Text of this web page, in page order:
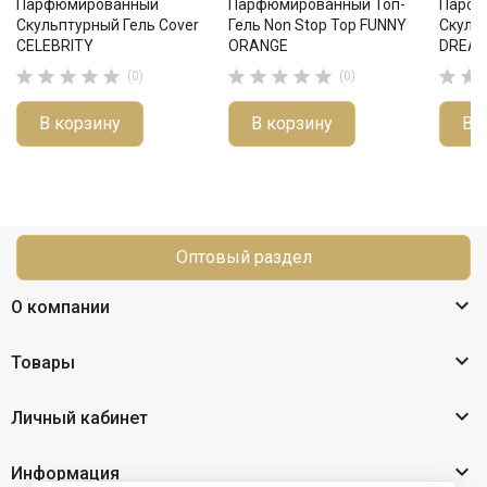
Парфюмированный
Скульптурный Гель Cover
CELEBRITY
     (0)
В корзину
Парфюмированный Топ-
Гель Non Stop Top FUNNY
ORANGE
     (0)
В корзину
 
В
Оптовый раздел
О компании 
Товары 
Личный кабинет 
Информация 